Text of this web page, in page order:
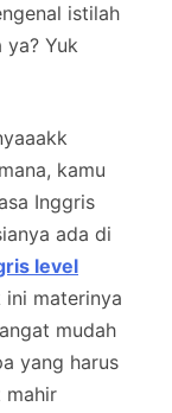
istilah
ya? Yuk
kamu
Inggris
ada di
level
ini materinya
mudah
yang harus
mahir